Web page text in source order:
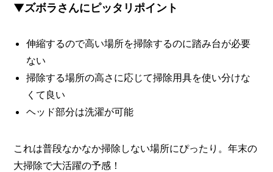
▼ズボラさんにピッタリポイント
伸縮するので高い場所を掃除するのに踏み台が必要
ない
掃除する場所の高さに応じて掃除用具を使い分けな
くて良い
ヘッド部分は洗濯が可能
これは普段なかなか掃除しない場所にぴったり。年末の
大掃除で大活躍の予感！